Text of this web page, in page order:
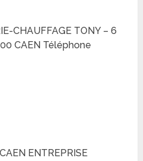
CHAUFFAGE TONY – 6
CAEN Téléphone
ENTREPRISE